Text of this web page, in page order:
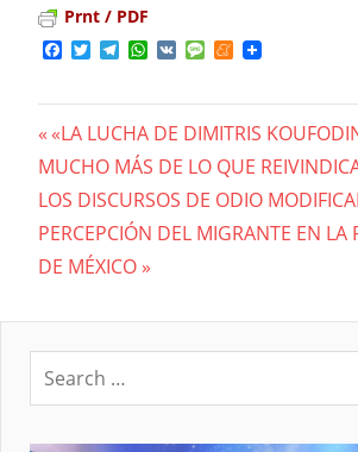
Prnt / PDF
Facebook
TwitterTelegram
WhatsApp
VK MessageMeneame
Navegación
de
entradas
Previous
Post:
«LA LUCHA DE DIMITRIS
MUCHO MÁS DE LO QUE
Next
Post:
LOS DISCURSOS DE ODIO
PERCEPCIÓN DEL MIGRANTE EN LA
DE MÉXICO